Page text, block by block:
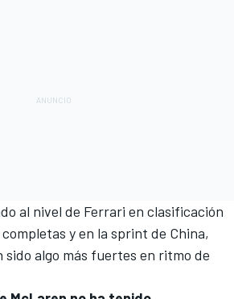
al nivel de Ferrari en clasificación
y en la sprint de China,
sido algo más fuertes en ritmo de